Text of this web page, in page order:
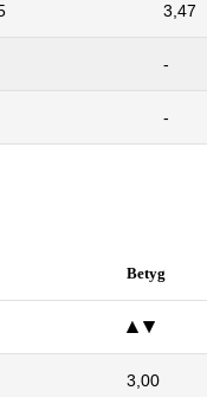
3,47
-
-
Betyg
3,00